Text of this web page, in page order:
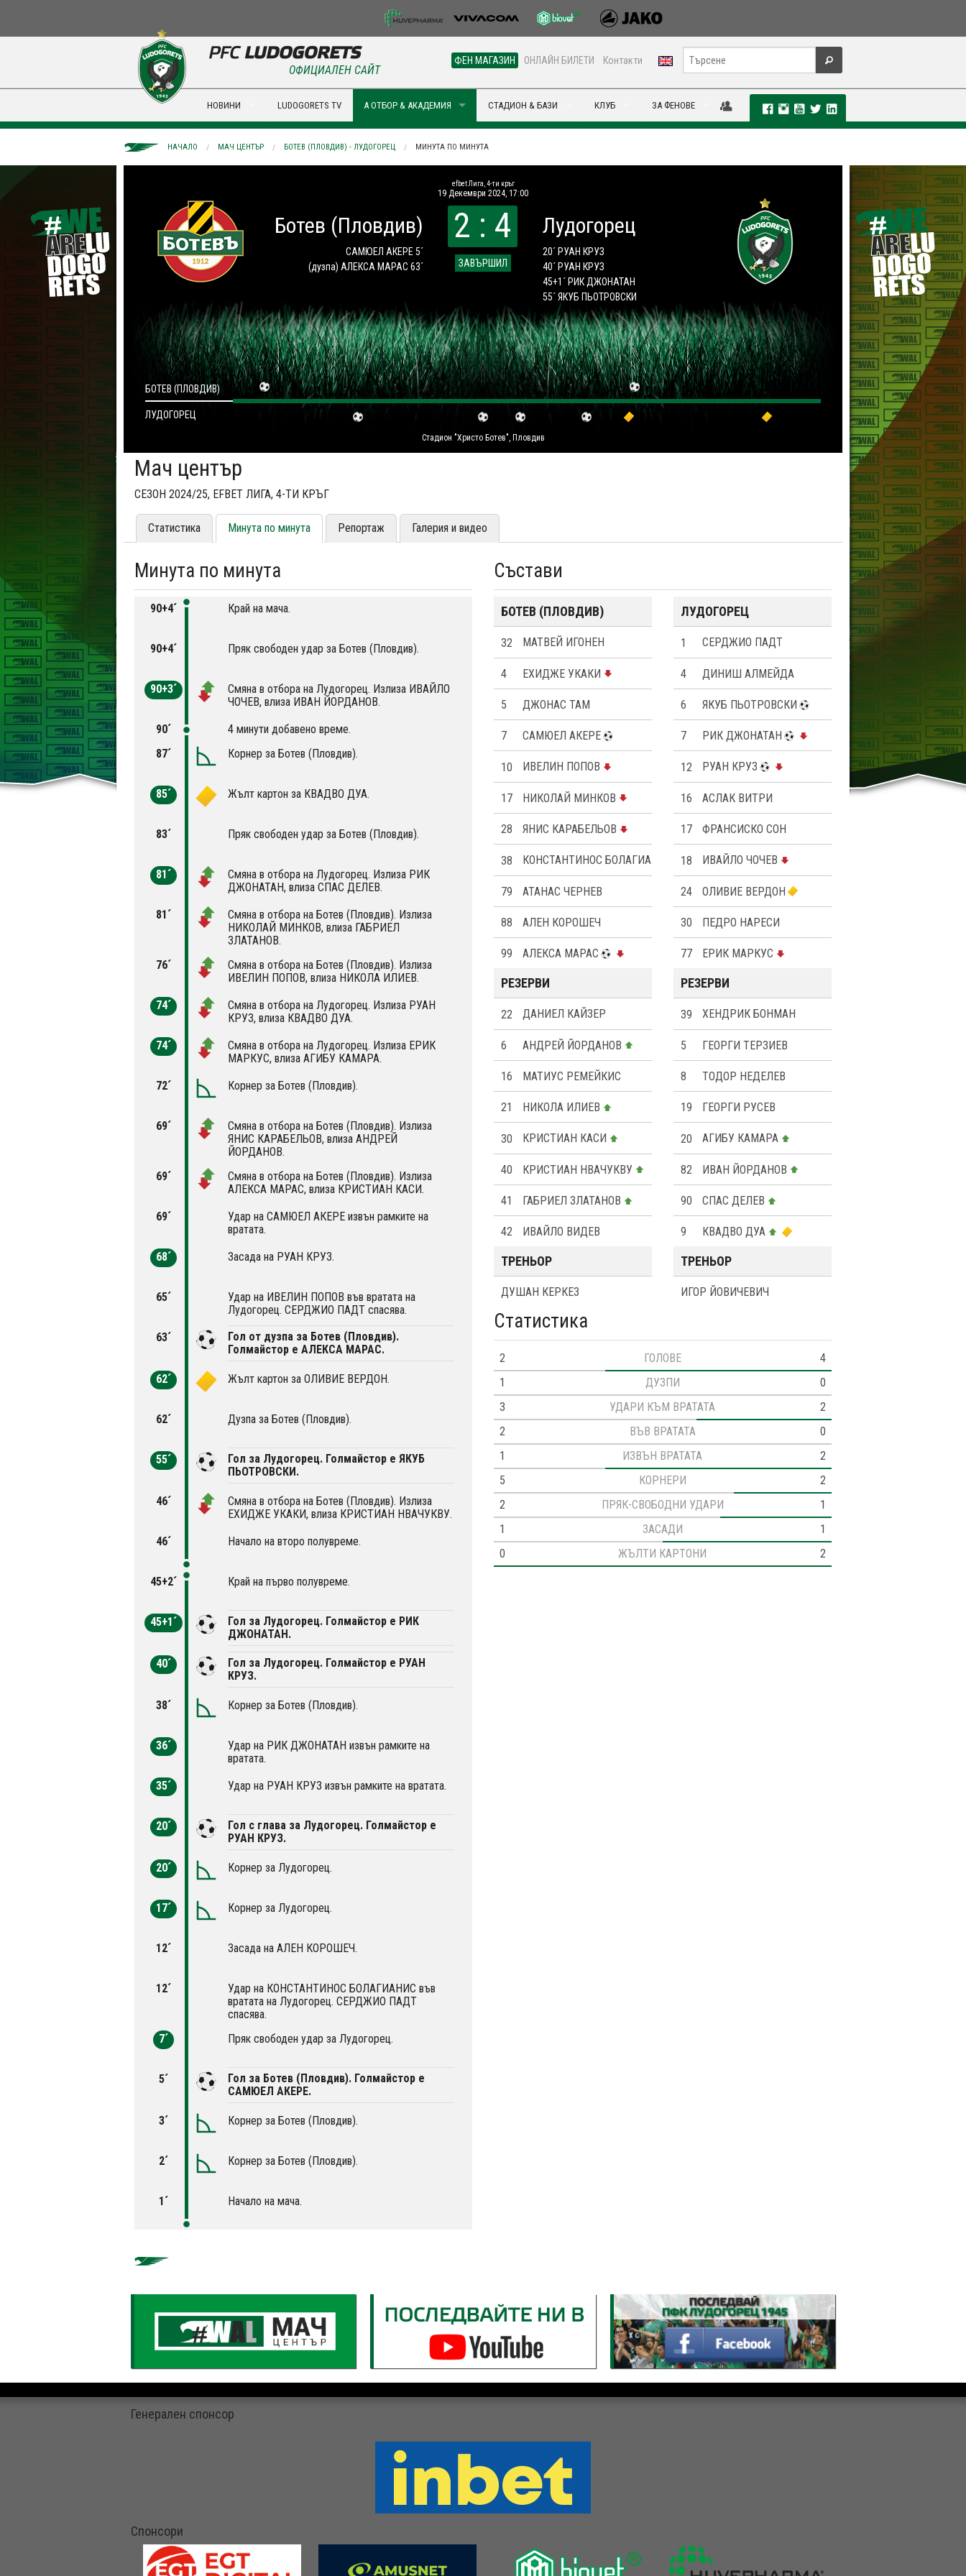
ФЕН МАГАЗИН ОНЛАЙН БИЛЕТИ Контакти
ОФИЦИАЛЕН САЙТ
НОВИНИ LUDOGORETS TV А ОТБОР & АКАДЕМИЯ СТАДИОН & БАЗИ КЛУБ ЗА ФЕНОВЕ
НАЧАЛО МАЧ ЦЕНТЪР БОТЕВ (ПЛОВДИВ) - ЛУДОГОРЕЦ МИНУТА ПО МИНУТА
efbet Лига, 4-ти кръг
19 Декември 2024, 17:00
Ботев (Пловдив)
САМЮЕЛ АКЕРЕ 5´
(дузпа) АЛЕКСА МАРАС 63´
2 : 4
ЗАВЪРШИЛ
Лудогорец
20´ РУАН КРУЗ
40´ РУАН КРУЗ
45+1´ РИК ДЖОНАТАН
55´ ЯКУБ ПЬОТРОВСКИ
Стадион "Христо Ботев", Пловдив
БОТЕВ (ПЛОВДИВ)
ЛУДОГОРЕЦ
Мач център
СЕЗОН 2024/25, EFBET ЛИГА, 4-ТИ КРЪГ
Статистика Минута по минута Репортаж Галерия и видео
Минута по минута
90+4´ Край на мача.
90+4´ Пряк свободен удар за Ботев (Пловдив).
90+3´
Смяна в отбора на Лудогорец. Излиза ИВАЙЛО
ЧОЧЕВ, влиза ИВАН ЙОРДАНОВ.
90´
4 минути добавено време.
87´
Корнер за Ботев (Пловдив).
85´ Жълт картон за КВАДВО ДУА.
83´ Пряк свободен удар за Ботев (Пловдив).
81´
Смяна в отбора на Лудогорец. Излиза РИК
ДЖОНАТАН, влиза СПАС ДЕЛЕВ.
81´
Смяна в отбора на Ботев (Пловдив). Излиза
НИКОЛАЙ МИНКОВ, влиза ГАБРИЕЛ
ЗЛАТАНОВ.
76´
Смяна в отбора на Ботев (Пловдив). Излиза
ИВЕЛИН ПОПОВ, влиза НИКОЛА ИЛИЕВ.
74´
Смяна в отбора на Лудогорец. Излиза РУАН
КРУЗ, влиза КВАДВО ДУА.
74´
Смяна в отбора на Лудогорец. Излиза ЕРИК
МАРКУС, влиза АГИБУ КАМАРА.
72´
Корнер за Ботев (Пловдив).
69´
Смяна в отбора на Ботев (Пловдив). Излиза
ЯНИС КАРАБЕЛЬОВ, влиза АНДРЕЙ
ЙОРДАНОВ.
69´
Смяна в отбора на Ботев (Пловдив). Излиза
АЛЕКСА МАРАС, влиза КРИСТИАН КАСИ.
69´
Удар на САМЮЕЛ АКЕРЕ извън рамките на
вратата.
68´
Засада на РУАН КРУЗ.
65´
Удар на ИВЕЛИН ПОПОВ във вратата на
Лудогорец. СЕРДЖИО ПАДТ спасява.
63´
Гол от дузпа за Ботев (Пловдив).
Голмайстор е АЛЕКСА МАРАС.
62´ Жълт картон за OЛИВИЕ ВЕРДОН.
62´ Дузпа за Ботев (Пловдив).
55´
Гол за Лудогорец. Голмайстор е ЯКУБ
ПЬОТРОВСКИ.
46´
Смяна в отбора на Ботев (Пловдив). Излиза
ЕХИДЖЕ УКАКИ, влиза КРИСТИАН НВАЧУКВУ.
46´
Начало на второ полувреме.
45+2´ Край на първо полувреме.
45+1´
Гол за Лудогорец. Голмайстор е РИК
ДЖОНАТАН.
40´
Гол за Лудогорец. Голмайстор е РУАН
КРУЗ.
38´ Корнер за Ботев (Пловдив).
36´
Удар на РИК ДЖОНАТАН извън рамките на
вратата.
35´
Удар на РУАН КРУЗ извън рамките на вратата.
20´
Гол с глава за Лудогорец. Голмайстор е
РУАН КРУЗ.
20´ Корнер за Лудогорец.
17´ Корнер за Лудогорец.
12´ Засада на АЛЕН КОРОШЕЧ.
12´
Удар на КОНСТАНТИНОС БОЛАГИАНИС във
вратата на Лудогорец. СЕРДЖИО ПАДТ
спасява.
7´
Пряк свободен удар за Лудогорец.
5´
Гол за Ботев (Пловдив). Голмайстор е
САМЮЕЛ АКЕРЕ.
3´ Корнер за Ботев (Пловдив).
2´ Корнер за Ботев (Пловдив).
1´ Начало на мача.
Състави
БОТЕВ (ПЛОВДИВ)
32 МАТВЕЙ ИГОНЕН
4 ЕХИДЖЕ УКАКИ
5 ДЖОНАС ТАМ
7 САМЮЕЛ АКЕРЕ
10 ИВЕЛИН ПОПОВ
17 НИКОЛАЙ МИНКОВ
28 ЯНИС КАРАБЕЛЬОВ
38 КОНСТАНТИНОС БОЛАГИАНИС
79 АТАНАС ЧЕРНЕВ
88 АЛЕН КОРОШЕЧ
99 АЛЕКСА МАРАС
РЕЗЕРВИ
22 ДАНИЕЛ КАЙЗЕР
6 АНДРЕЙ ЙОРДАНОВ
16 МАТИУС РЕМЕЙКИС
21 НИКОЛА ИЛИЕВ
30 КРИСТИАН КАСИ
40 КРИСТИАН НВАЧУКВУ
41 ГАБРИЕЛ ЗЛАТАНОВ
42 ИВАЙЛО ВИДЕВ
ЛУДОГОРЕЦ
1 СЕРДЖИО ПАДТ
4 ДИНИШ АЛМЕЙДА
6 ЯКУБ ПЬОТРОВСКИ
7 РИК ДЖОНАТАН
12 РУАН КРУЗ
16 АСЛАК ВИТРИ
17 ФРАНСИСКО СОН
18 ИВАЙЛО ЧОЧЕВ
24 OЛИВИЕ ВЕРДОН
30 ПЕДРО НАРЕСИ
77 ЕРИК МАРКУС
РЕЗЕРВИ
39 ХЕНДРИК БОНМАН
5 ГЕОРГИ ТЕРЗИЕВ
8 ТОДОР НЕДЕЛЕВ
19 ГЕОРГИ РУСЕВ
20 АГИБУ КАМАРА
82 ИВАН ЙОРДАНОВ
90 СПАС ДЕЛЕВ
9 КВАДВО ДУА
ТРЕНЬОР
ДУШАН КЕРКЕЗ
ТРЕНЬОР
ИГОР ЙОВИЧЕВИЧ
Статистика
2 ГОЛОВЕ
4
1
ДУЗПИ
0
3
УДАРИ КЪМ ВРАТАТА
2
2
ВЪВ ВРАТАТА
0
1
ИЗВЪН ВРАТАТА
2
5
КОРНЕРИ
2
2
ПРЯК-СВОБОДНИ УДАРИ
1
1
ЗАСАДИ
1
0
ЖЪЛТИ КАРТОНИ 2
Генерален спонсор
Спонсори